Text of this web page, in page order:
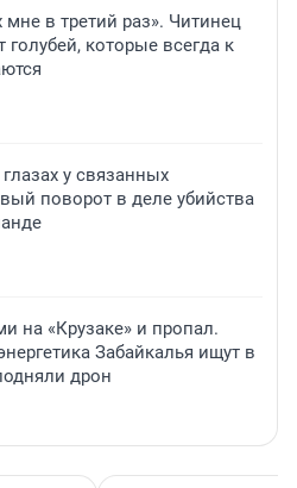
мне в третий раз». Читинец
голубей, которые всегда к
у связанных
поворот в деле убийства
на «Крузаке» и пропал.
Забайкалья ищут в
дрон